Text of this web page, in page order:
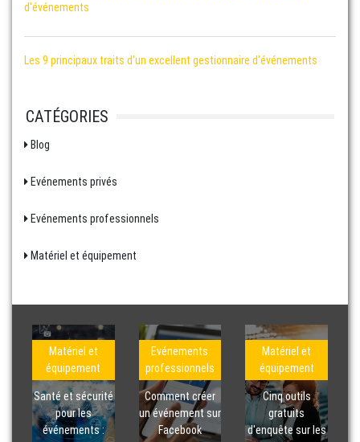
d'événements
Les 9 principaux traits d'un excellent gestionnaire d'événements
CATÉGORIES
Blog
Evénements privés
Evénements professionnels
Matériel et équipement
Matériel et
équipement
Santé et sécurité
pour les
événements :
Evénements
professionnels
Comment créer
un événement sur
Facebook
Matériel et
équipement
Cinq outils
gratuits
d'enquête sur les